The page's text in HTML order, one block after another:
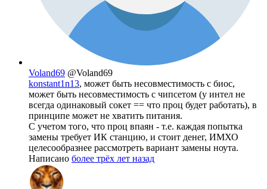
Voland69 @Voland69
konstant1n13, может быть несовместимость с биос,
может быть несовместимость с чипсетом (у интел не
всегда одинаковый сокет == что проц будет работать), в
принципе может не хватить питания.
С учетом того, что проц впаян - т.е. каждая попытка
замены требует ИК станцию, и стоит денег, ИМХО
целесообразнее рассмотреть вариант замены ноута.
Написано более трёх лет назад